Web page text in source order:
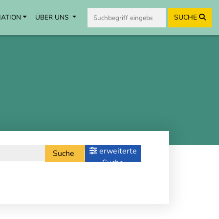
ÜBER UNS SUCHE
Suche
erweiterte
Suche